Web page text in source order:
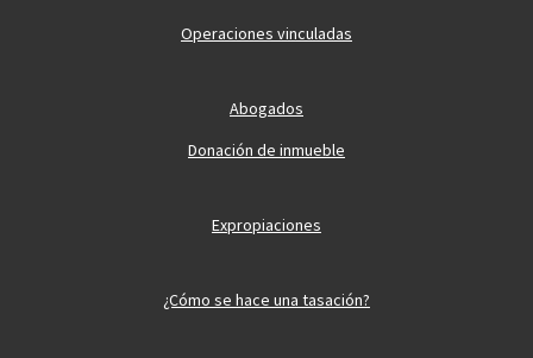
Operaciones vinculadas
Abogados
Donación de inmueble
Expropiaciones
¿Cómo se hace una tasación?